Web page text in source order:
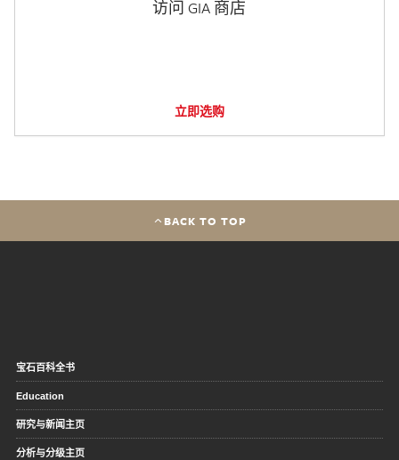
访问 GIA 商店
立即选购
BACK TO TOP
宝石百科全书
Education
研究与新闻主页
分析与分级主页